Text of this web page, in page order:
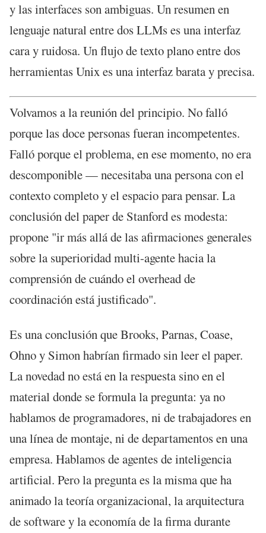
y las interfaces son ambiguas. Un resumen en
lenguaje natural entre dos LLMs es una interfaz
cara y ruidosa. Un flujo de texto plano entre dos
herramientas Unix es una interfaz barata y precisa.
Volvamos a la reunión del principio. No falló
porque las doce personas fueran incompetentes.
Falló porque el problema, en ese momento, no era
descomponible — necesitaba una persona con el
contexto completo y el espacio para pensar. La
conclusión del paper de Stanford es modesta:
propone "ir más allá de las afirmaciones generales
sobre la superioridad multi-agente hacia la
comprensión de cuándo el overhead de
coordinación está justificado".
Es una conclusión que Brooks, Parnas, Coase,
Ohno y Simon habrían firmado sin leer el paper.
La novedad no está en la respuesta sino en el
material donde se formula la pregunta: ya no
hablamos de programadores, ni de trabajadores en
una línea de montaje, ni de departamentos en una
empresa. Hablamos de agentes de inteligencia
artificial. Pero la pregunta es la misma que ha
animado la teoría organizacional, la arquitectura
de software y la economía de la firma durante